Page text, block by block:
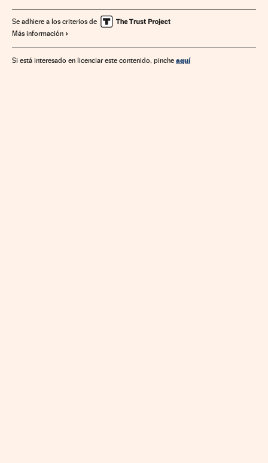
Altavoces Apple Computación Gadgets
Tecnología personal
Tecnologías movilidad Tecnología Economía
Se adhiere a los criterios de
Más información
Si está interesado en licenciar este contenido, pinche aquí